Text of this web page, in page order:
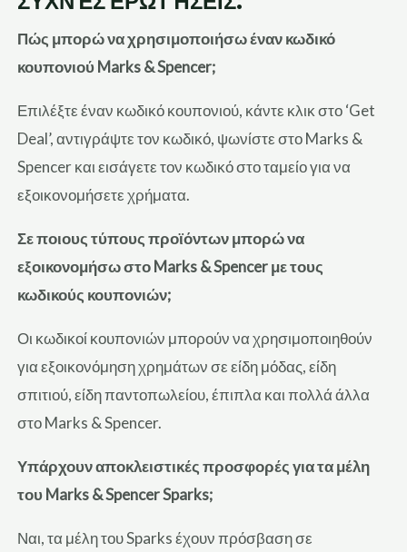
Πώς μπορώ να χρησιμοποιήσω έναν κωδικό
κουπονιού Marks & Spencer;
Επιλέξτε έναν κωδικό κουπονιού, κάντε κλικ στο ‘Get
Deal’, αντιγράψτε τον κωδικό, ψωνίστε στο Marks &
Spencer και εισάγετε τον κωδικό στο ταμείο για να
εξοικονομήσετε χρήματα.
Σε ποιους τύπους προϊόντων μπορώ να
εξοικονομήσω στο Marks & Spencer με τους
κωδικούς κουπονιών;
Οι κωδικοί κουπονιών μπορούν να χρησιμοποιηθούν
για εξοικονόμηση χρημάτων σε είδη μόδας, είδη
σπιτιού, είδη παντοπωλείου, έπιπλα και πολλά άλλα
στο Marks & Spencer.
Υπάρχουν αποκλειστικές προσφορές για τα μέλη
του Marks & Spencer Sparks;
Ναι, τα μέλη του Sparks έχουν πρόσβαση σε